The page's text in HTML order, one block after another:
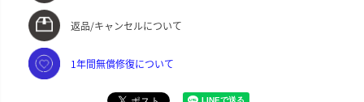
返品/キャンセルについて
1年間無償修復について